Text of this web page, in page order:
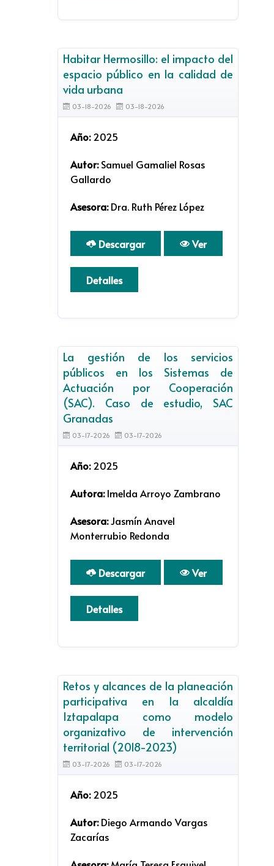
Habitar Hermosillo: el impacto del
espacio público en la calidad de
vida urbana
03-18-2026 03-18-2026
Año:2025
Autor:Samuel Gamaliel Rosas
Gallardo
Asesora:Dra. Ruth Pérez López
Descargar Ver
Detalles
La gestión de los servicios
públicos en los Sistemas de
Actuación por Cooperación
(SAC). Caso de estudio, SAC
Granadas
03-17-2026 03-17-2026
Año:2025
Autora:Imelda Arroyo Zambrano
Asesora:Jasmín Anavel
Monterrubio Redonda
Descargar Ver
Detalles
Retos y alcances de la planeación
participativa en la alcaldía
Iztapalapa como modelo
organizativo de intervención
territorial (2018-2023)
03-17-2026 03-17-2026
Año:2025
Autor:Diego Armando Vargas
Zacarías